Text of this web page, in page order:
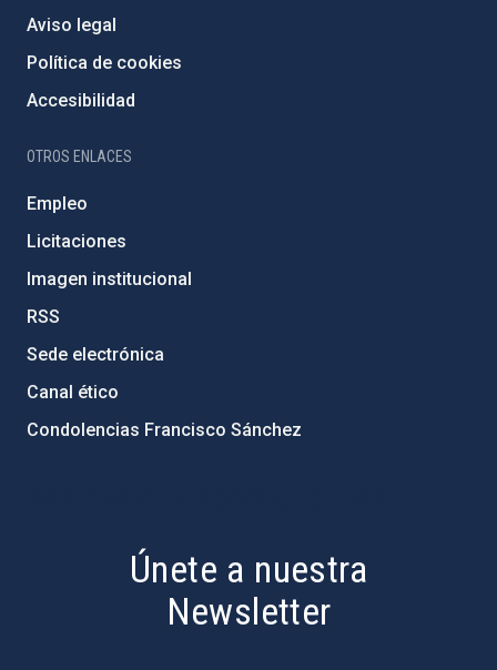
Aviso legal
Política de cookies
Accesibilidad
OTROS ENLACES
Empleo
Licitaciones
Imagen institucional
RSS
Sede electrónica
Canal ético
Condolencias Francisco Sánchez
Únete a nuestra
Newsletter